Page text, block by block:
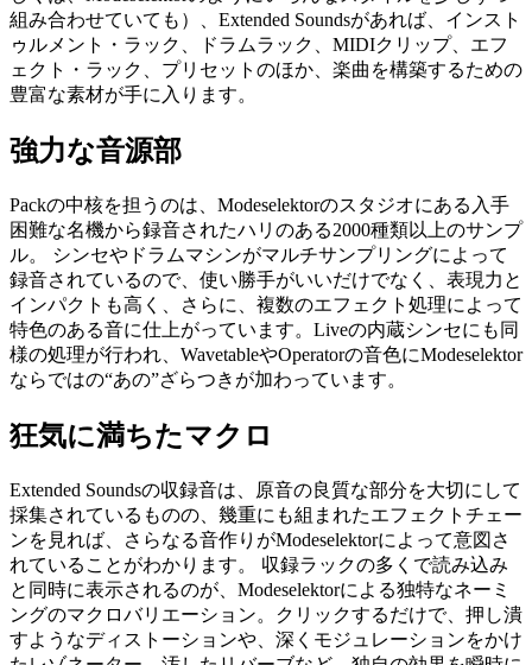
組み合わせていても）、Extended Soundsがあれば、インスト
ゥルメント・ラック、ドラムラック、MIDIクリップ、エフ
ェクト・ラック、プリセットのほか、楽曲を構築するための
豊富な素材が手に入ります。
強力な音源部
Packの中核を担うのは、Modeselektorのスタジオにある入手
困難な名機から録音されたハリのある2000種類以上のサンプ
ル。 シンセやドラムマシンがマルチサンプリングによって
録音されているので、使い勝手がいいだけでなく、表現力と
インパクトも高く、さらに、複数のエフェクト処理によって
特色のある音に仕上がっています。Liveの内蔵シンセにも同
様の処理が行われ、WavetableやOperatorの音色にModeselektor
ならではの“あの”ざらつきが加わっています。
狂気に満ちたマクロ
Extended Soundsの収録音は、原音の良質な部分を大切にして
採集されているものの、幾重にも組まれたエフェクトチェー
ンを見れば、さらなる音作りがModeselektorによって意図さ
れていることがわかります。 収録ラックの多くで読み込み
と同時に表示されるのが、Modeselektorによる独特なネーミ
ングのマクロバリエーション。クリックするだけで、押し潰
すようなディストーションや、深くモジュレーションをかけ